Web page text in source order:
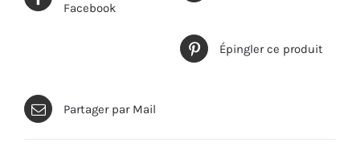
Facebook
Épingler ce produit
Partager par Mail